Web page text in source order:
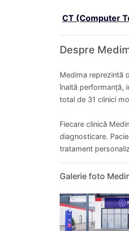
CT (Computer
Despre
Medima reprezintă
înaltă performanță,
total de 31 clinici
Fiecare clinică
diagnosticare.
tratament
Galerie foto